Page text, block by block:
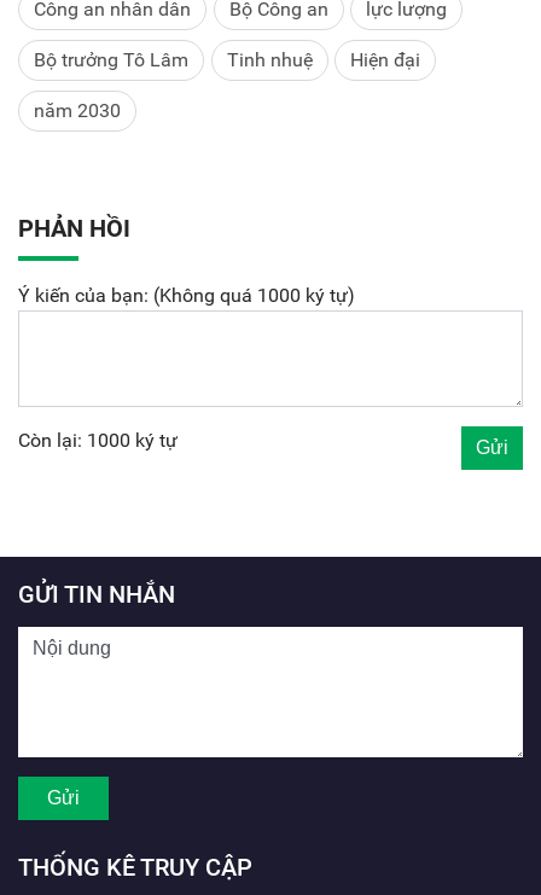
Công an nhân dân Bộ Công an lực lượng
Bộ trưởng Tô Lâm Tinh nhuệ Hiện đại
năm 2030
PHẢN HỒI
Ý kiến của bạn: (Không quá 1000 ký tự)
Còn lại: 1000 ký tự
GỬI TIN NHẮN
THỐNG KÊ TRUY CẬP